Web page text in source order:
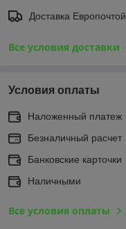
Доставка Европочтой
Все условия доставки
Условия оплаты
Наложенный платеж
Безналичный расчет
Банковские карточки
Наличными
Все условия оплаты